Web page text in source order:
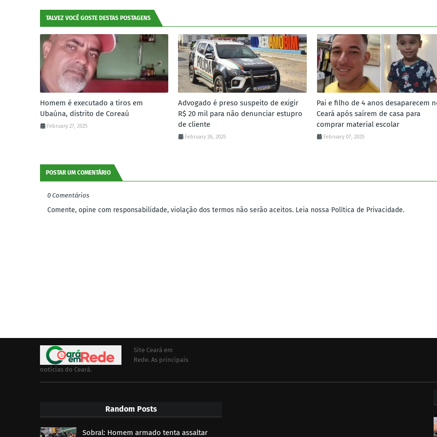
TALVEZ VOCÊ GOSTE DESTAS POSTAGENS
Homem é executado a tiros em
Ubaúna, distrito de Coreaú
February 27, 2025
Advogado é preso suspeito de exigir
R$ 20 mil para não denunciar estupro
de cliente
February 26, 2025
Pai e filho de 4 anos desaparecem
Ceará após saírem de casa para
comprar material escolar
February 07, 2025
POSTAR UM COMENTÁRIO
0 Comentários
Comente, opine com responsabilidade, violação dos termos não serão aceitos. Leia nossa Política de Privacidade.
Site Ceará em
Rede. As principais
notícias do Ceará.
Random Posts
Sobral: Homem armado tenta assaltar